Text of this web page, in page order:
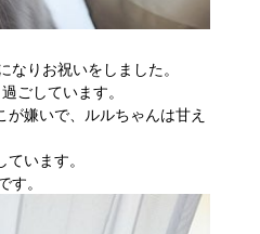
りお祝いをしました。
ごしています。
嫌いで、ルルちゃんは甘え
います。
す。